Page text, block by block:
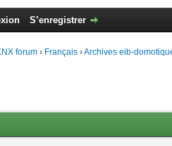
S’enregistrer
forum › Français ›Archives eib-